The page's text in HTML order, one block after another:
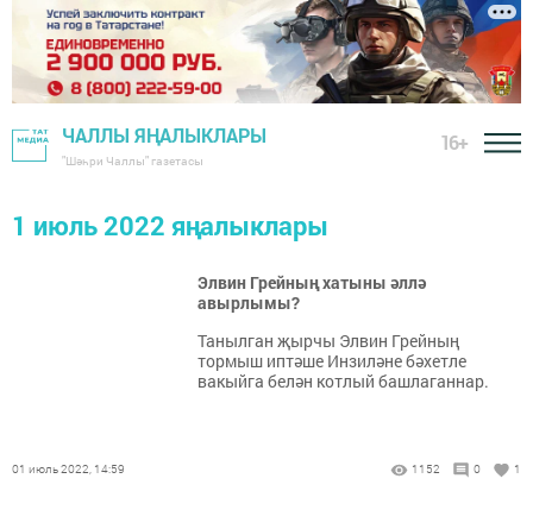
ЧАЛЛЫ ЯҢАЛЫКЛАРЫ
"Шәһри Чаллы" газетасы
16+
1 июль 2022 яңалыклары
Элвин Грейның хатыны әллә
авырлымы?
Танылган җырчы Элвин Грейның
тормыш иптәше Инзиләне бәхетле
вакыйга белән котлый башлаганнар.
01 июль 2022, 14:59 1152 0 1